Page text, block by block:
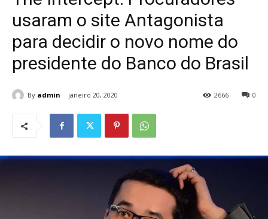
usaram o site Antagonista
para decidir o novo nome do
presidente do Banco do Brasil
By admin janeiro 20, 2020 0
2666